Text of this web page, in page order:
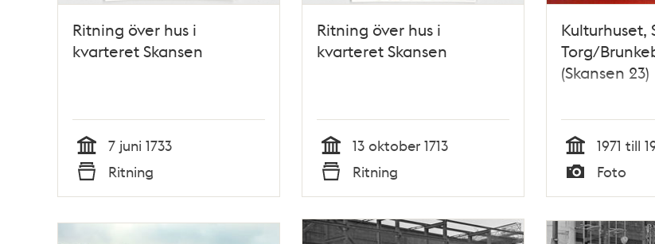
Ritning över hus i
kvarteret Skansen
Tid
7 juni 1733
Ritning
Ritning över hus i
kvarteret Skansen
Tid
13 oktober 1713
Ritning
Kulturhuset,
Torg/
(Skansen 23)
Tid
1971 till
Foto